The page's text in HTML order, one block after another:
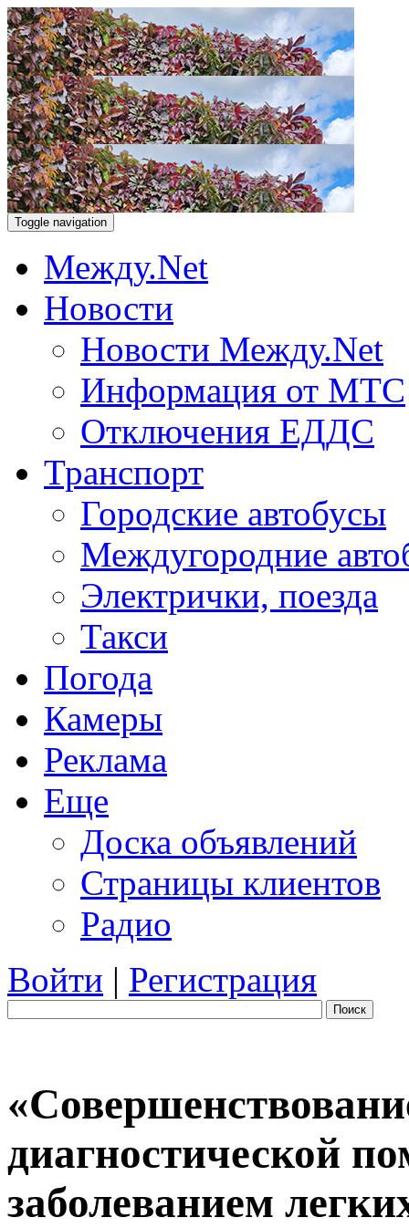
Toggle navigation
Между.Net
Новости
Новости Между.Net
Информация от МТС
Отключения ЕДДС
Транспорт
Городские автобусы
Междугородние
Электрички, поезда
Такси
Погода
Камеры
Реклама
Еще
Доска объявлений
Страницы клиентов
Радио
Войти | Регистрация
Поиск
диагностической
заболеванием